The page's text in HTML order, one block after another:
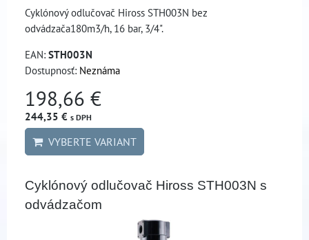
Cyklónový odlučovač Hiross STH003N bez
odvádzača180m3/h, 16 bar, 3/4".
EAN: STH003N
Dostupnosť: Neznáma
198,66 €
244,35 € s DPH
VYBERTE VARIANT
Cyklónový odlučovač Hiross STH003N s
odvádzačom